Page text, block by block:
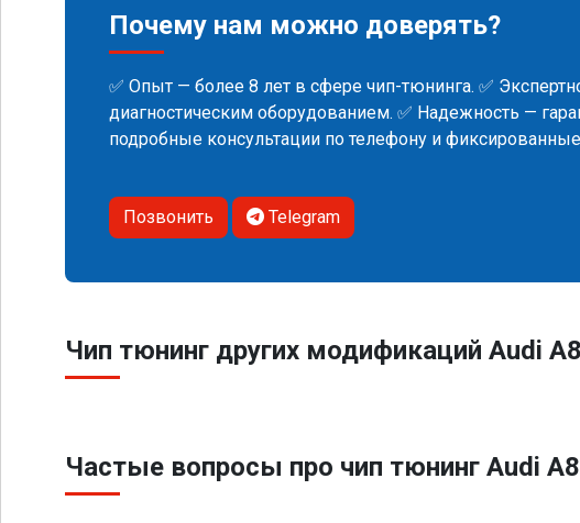
Почему нам можно доверять?
✅ Опыт — более 8 лет в сфере чип-тюнинга. ✅
диагностическим оборудованием. ✅ Надежность —
подробные консультации по телефону и
Позвонить Telegram
Чип тюнинг других модификаций Audi
Частые вопросы про чип тюнинг Audi